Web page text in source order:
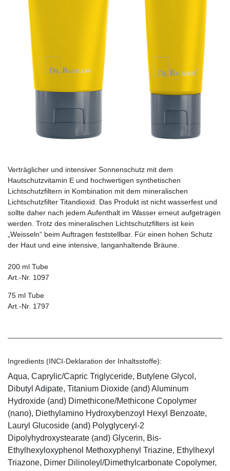
Verträglicher und intensiver Sonnenschutz mit dem
Hautschutzvitamin E und hochwertigen synthetischen
Lichtschutzfiltern in Kombination mit dem mineralischen
Lichtschutzfilter Titandioxid. Das Produkt ist nicht wasserfest und
sollte daher nach jedem Aufenthalt im Wasser erneut aufgetragen
werden. Trotz des mineralischen Lichtschutzfilters ist kein
„Weisseln“ beim Auftragen feststellbar. Für einen hohen Schutz
der Haut und eine intensive, langanhaltende Bräune.
200 ml Tube
Art.-Nr. 1097
75 ml Tube
Art.-Nr. 1797
Ingredients (INCI-Deklaration der Inhaltsstoffe):
Aqua, Caprylic/Capric Triglyceride, Butylene Glycol,
Dibutyl Adipate, Titanium Dioxide (and) Aluminum
Hydroxide (and) Dimethicone/Methicone Copolymer
(nano), Diethylamino Hydroxybenzoyl Hexyl Benzoate,
Lauryl Glucoside (and) Polyglyceryl-2
Dipolyhydroxystearate (and) Glycerin, Bis-
Ethylhexyloxyphenol Methoxyphenyl Triazine, Ethylhexyl
Triazone, Dimer Dilinoleyl/Dimethylcarbonate Copolymer,